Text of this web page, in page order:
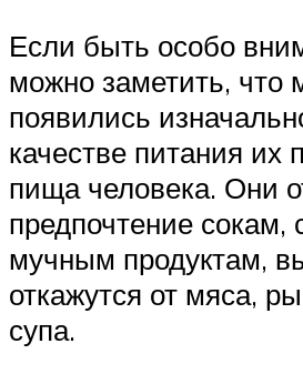
Если быть особо
можно заметить, что
появились
качестве питания их
пища человека. Они
предпочтение сокам,
мучным продуктам,
откажутся от мяса,
супа.